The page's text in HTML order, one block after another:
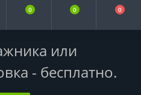
или
- бесплатно.
0 0 0